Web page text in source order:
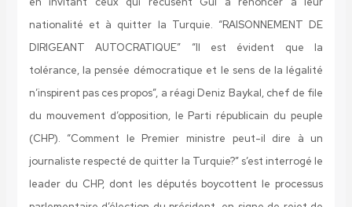
nationalité et à quitter la Turquie. “RAISONNEMENT DE
DIRIGEANT AUTOCRATIQUE” “Il est évident que la
tolérance, la pensée démocratique et le sens de la légalité
n’inspirent pas ces propos”, a réagi Deniz Baykal, chef de file
du mouvement d’opposition, le Parti républicain du peuple
(CHP). “Comment le Premier ministre peut-il dire à un
journaliste respecté de quitter la Turquie?” s’est interrogé le
leader du CHP, dont les députés boycottent le processus